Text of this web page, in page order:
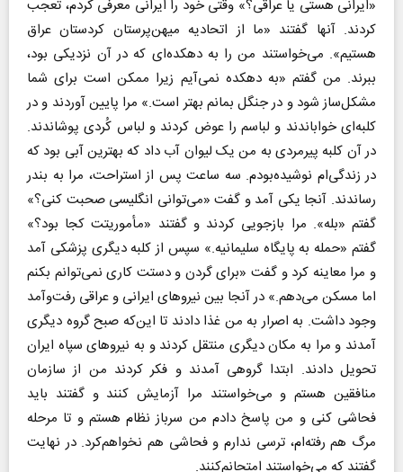
«ایرانی هستی یا عراقی؟» وقتی خود را ایرانی معرفی کردم، تعجب
کردند. آنها گفتند «ما از اتحادیه میهن‌پرستان کردستان عراق
هستیم». می‌خواستند من را به دهکده‌ای که در آن نزدیکی بود،
ببرند. من گفتم «به دهکده نمی‌آیم زیرا ممکن است برای شما
مشکل‌ساز شود و در جنگل بمانم بهتر است.» مرا پایین آوردند و در
کلبه‌ای خواباندند و لباسم را عوض کردند و لباس کُردی پوشاندند.
در آن کلبه پیرمردی به من یک لیوان آب داد که بهترین آبی بود که
در زندگی‌ام نوشیده‌بودم. سه ساعت پس از استراحت، مرا به بندر
رساندند. آنجا یکی آمد و گفت «می‌توانی انگلیسی صحبت کنی؟»
گفتم «بله». مرا بازجویی کردند و گفتند «مأموریتت کجا بود؟»
گفتم «حمله به پایگاه سلیمانیه.» سپس از کلبه دیگری پزشکی آمد
و مرا معاینه کرد و گفت «برای گردن و دستت کاری نمی‌توانم بکنم
اما مسکن می‌دهم.» در آنجا بین نیروهای ایرانی و عراقی رفت‌وآمد
وجود داشت. به اصرار به من غذا دادند تا این‌که صبح گروه دیگری
آمدند و مرا به مکان دیگری منتقل کردند و به نیروهای سپاه ایران
تحویل دادند. ابتدا گروهی آمدند و فکر کردند من از سازمان
منافقین هستم و می‌خواستند مرا آزمایش کنند و گفتند باید
فحاشی کنی و من پاسخ دادم من سرباز نظام هستم و تا مرحله
مرگ هم رفته‌ام، ترسی ندارم و فحاشی هم نخواهم‌کرد. در نهایت
گفتند که می‌خواستند امتحانم‌کنند.